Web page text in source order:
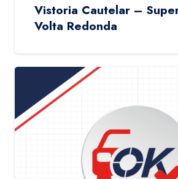
Vistoria Cautelar –
Volta Redonda